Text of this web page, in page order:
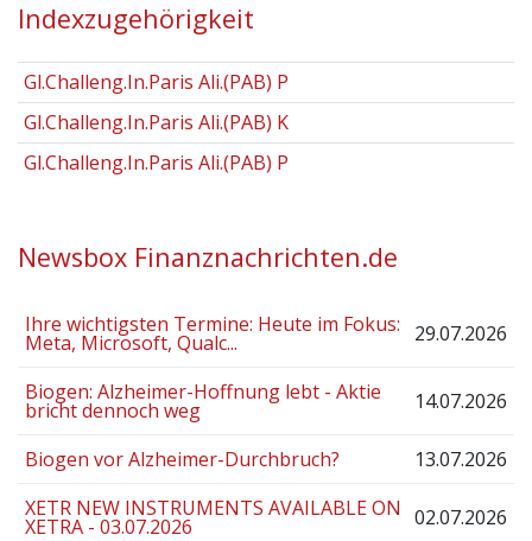
Indexzugehörigkeit
Gl.Challeng.In.Paris Ali.(PAB) P
Gl.Challeng.In.Paris Ali.(PAB) K
Gl.Challeng.In.Paris Ali.(PAB) P
Newsbox Finanznachrichten.de
Ihre wichtigsten Termine: Heute im Fokus:
Meta, Microsoft, Qualc... 29.07.2026
Biogen: Alzheimer-Hoffnung lebt - Aktie
bricht dennoch weg 14.07.2026
Biogen vor Alzheimer-Durchbruch?
13.07.2026
XETR NEW INSTRUMENTS AVAILABLE ON
XETRA - 03.07.2026 02.07.2026